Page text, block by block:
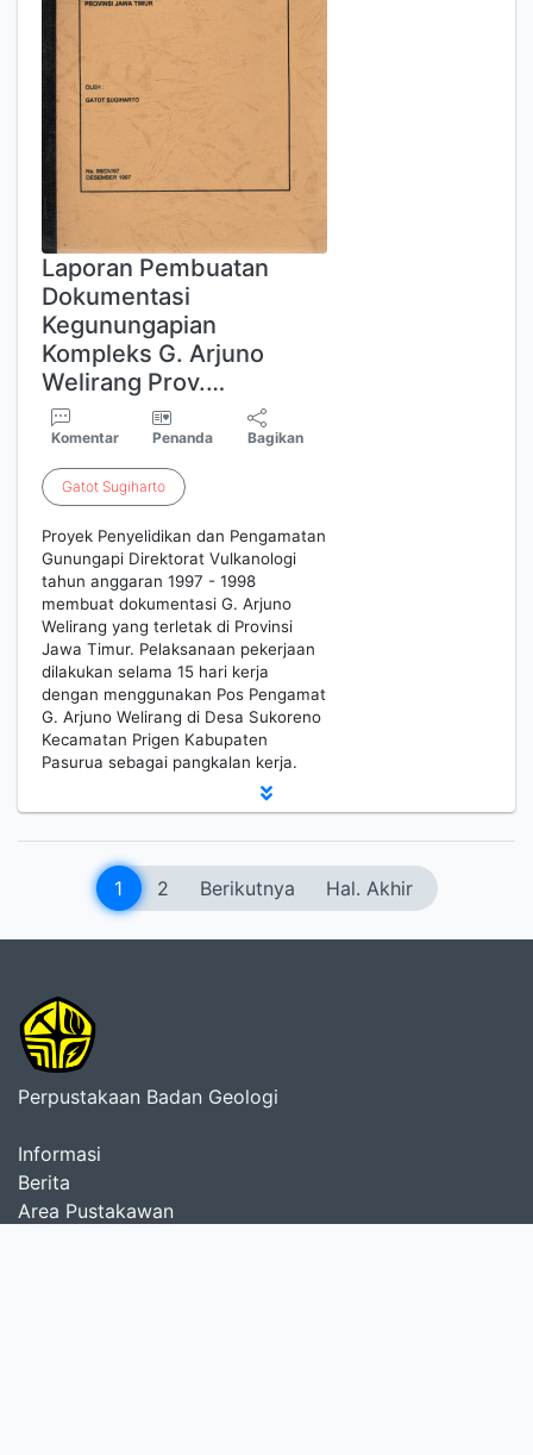
Laporan Pembuatan
Dokumentasi
Kegunungapian
Kompleks G. Arjuno
Welirang Prov.…
Komentar Penanda Bagikan
Gatot Sugiharto
Proyek Penyelidikan dan Pengamatan
Gunungapi Direktorat Vulkanologi
tahun anggaran 1997 - 1998
membuat dokumentasi G. Arjuno
Welirang yang terletak di Provinsi
Jawa Timur. Pelaksanaan pekerjaan
dilakukan selama 15 hari kerja
dengan menggunakan Pos Pengamat
G. Arjuno Welirang di Desa Sukoreno
Kecamatan Prigen Kabupaten
Pasurua sebagai pangkalan kerja.
1 2 Berikutnya Hal. Akhir
Perpustakaan Badan Geologi
Informasi
Berita
Area Pustakawan